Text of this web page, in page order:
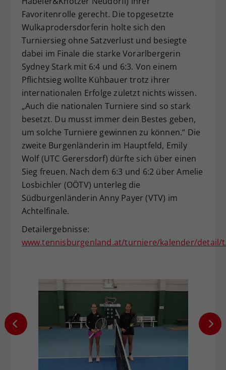
Favoritenrolle gerecht. Die topgesetzte
Wulkaprodersdorferin holte sich den
Turniersieg ohne Satzverlust und besiegte
dabei im Finale die starke Vorarlbergerin
Sydney Stark mit 6:4 und 6:3. Von einem
Pflichtsieg wollte Kühbauer trotz ihrer
internationalen Erfolge zuletzt nichts wissen.
„Auch die nationalen Turniere sind so stark
besetzt. Du musst immer dein Bestes geben,
um solche Turniere gewinnen zu können.“ Die
zweite Burgenländerin im Hauptfeld, Emily
Wolf (UTC Gerersdorf) dürfte sich über einen
Sieg freuen. Nach dem 6:3 und 6:2 über Amelie
Losbichler (OÖTV) unterleg die
Südburgenländerin Anny Payer (VTV) im
Achtelfinale.
Detailergebnisse:
www.tennisburgenland.at/turniere/kalender/detail/